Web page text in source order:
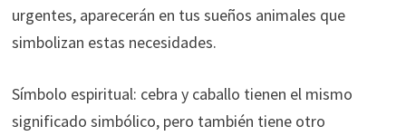
urgentes, aparecerán en tus sueños animales que
simbolizan estas necesidades.
Símbolo espiritual: cebra y caballo tienen el mismo
significado simbólico, pero también tiene otro